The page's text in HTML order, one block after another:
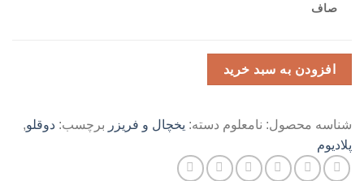
صاف
افزودن به سبد خرید
شناسه محصول: نامعلوم دسته: یخچال و فریزر برچسب: دوقلو,
پلادیوم